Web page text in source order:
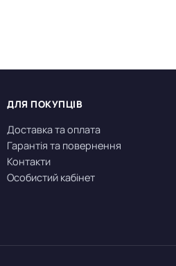
ДЛЯ ПОКУПЦІВ
Доставка та оплата
Гарантія та повернення
Контакти
Особистий кабінет